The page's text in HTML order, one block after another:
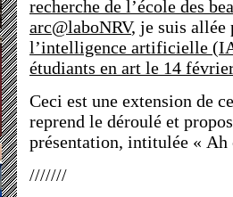
recherche de l’école des
arc@laboNRV, je suis
l’intelligence artificielle
étudiants en art le 14 février
Ceci est une extension de
reprend le déroulé et
présentation, intitulée «
///////